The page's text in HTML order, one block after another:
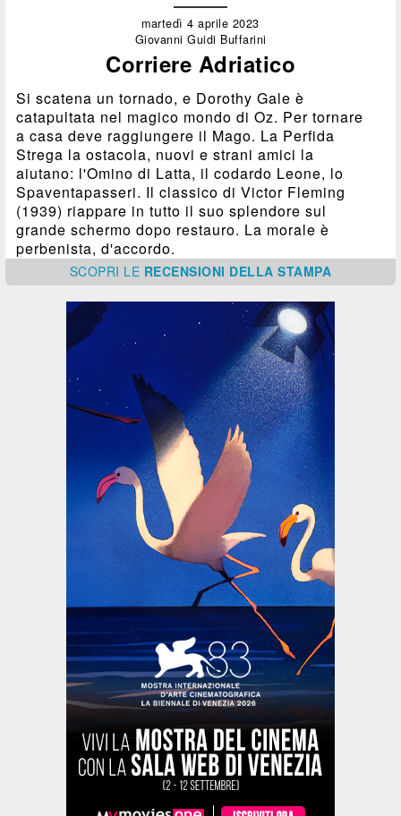
martedì 4 aprile 2023
Giovanni Guidi Buffarini
Corriere Adriatico
Si scatena un tornado, e Dorothy Gale è
catapultata nel magico mondo di Oz. Per tornare
a casa deve raggiungere il Mago. La Perfida
Strega la ostacola, nuovi e strani amici la
aiutano: l'Omino di Latta, il codardo Leone, lo
Spaventapasseri. Il classico di Victor Fleming
(1939) riappare in tutto il suo splendore sul
grande schermo dopo restauro. La morale è
perbenista, d'accordo.
SCOPRI LE RECENSIONI DELLA STAMPA